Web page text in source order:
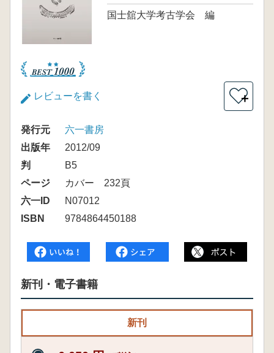
国士舘大学考古学会 編
レビューを書く ＋
発行元
六一書房
出版年
2012/09
判
B5
ページ
カバー 232頁
六一ID
N07012
ISBN
9784864450188
新刊・電子書籍
新刊